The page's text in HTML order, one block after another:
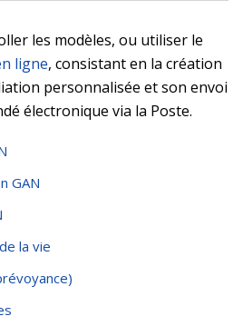
les modèles, ou utiliser le
ligne, consistant en la création
personnalisée et son envoi
électronique via la Poste.
GAN
la vie